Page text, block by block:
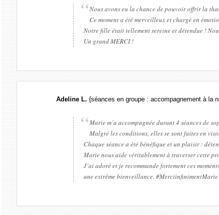
Nous avons eu la chance de pouvoir offrir la
Ce moment a été merveilleux et chargé en
Notre fille était tellement sereine et détendue !
Un grand MERCI !
Adeline L. {séances en groupe : accompagnement à la
Marie m’a accompagnée durant 4 séances de
Malgré les conditions, elles se sont faites en
Chaque séance a été bénéfique et un plaisir :
Marie nous aide véritablement à traverser cette
J’ai adoré et je recommande fortement ces
une extrême bienveillance. #MerciinfinimentMarie